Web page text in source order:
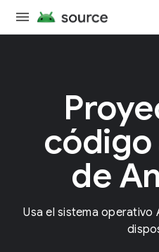
de
Usa el sistema